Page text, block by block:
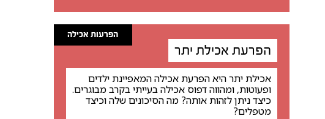
הפרעות אכילה
הפרעת אכילת יתר
אכילת יתר היא הפרעת אכילה המאפיינת ילדים
ופעוטות, ומהווה דפוס אכילה בעייתי בקרב מבוגרים.
כיצד ניתן לזהות אותה? מה הסיכונים שלה וכיצד
מטפלים?